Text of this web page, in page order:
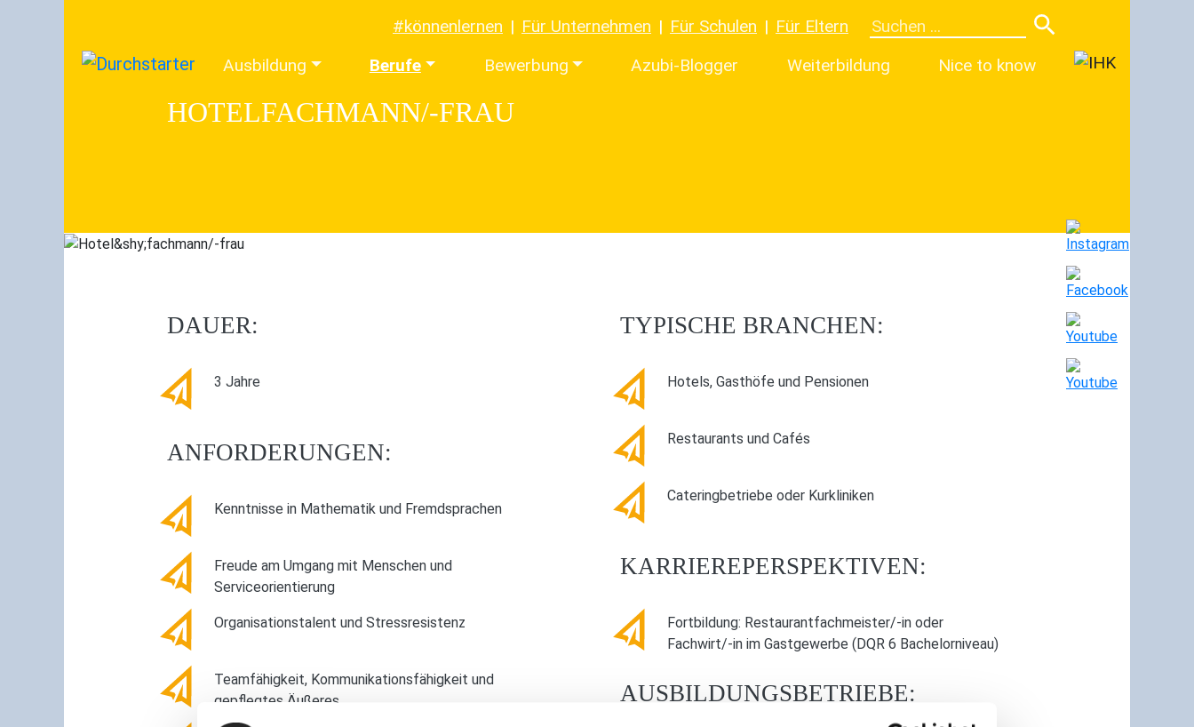
#könnenlernen Für Unternehmen Für Schulen
Für Eltern
Ausbildung
Berufe Bewerbung Azubi-Blogger Weiterbildung Nice to know
HOTEL­FACHMANN/-FRAU
DAUER:
3 Jahre
ANFORDERUNGEN:
Kenntnisse in Mathematik und Fremdsprachen
Freude am Umgang mit Menschen und
Serviceorientierung
Organisationstalent und Stressresistenz
Teamfähigkeit, Kommunikationsfähigkeit und
gepflegtes Äußeres
TYPISCHE BRANCHEN:
Hotels, Gasthöfe und Pensionen
Restaurants und Cafés
Cateringbetriebe oder Kurkliniken
KARRIEREPERSPEKTIVEN:
Fortbildung: Restaurantfachmeister/-in oder
Fachwirt/-in im Gastgewerbe (DQR 6 Bachelorniveau)
AUSBILDUNGSBETRIEBE: